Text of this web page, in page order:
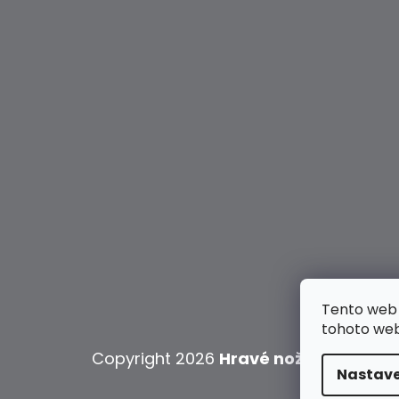
Tento
tohoto
Copyright 2026 Hravé nožky.